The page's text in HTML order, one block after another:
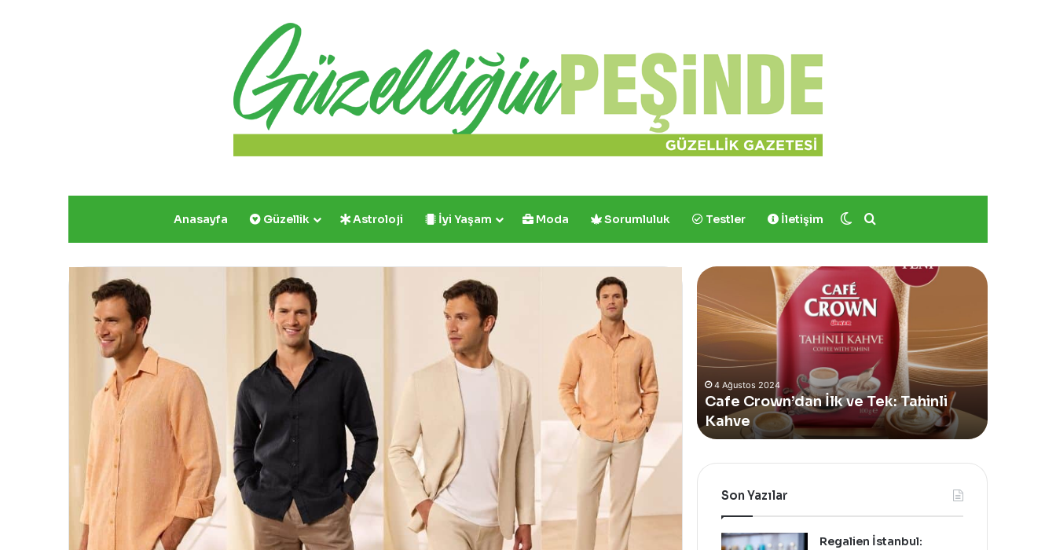
Anasayfa Güzellik Astroloji İyi Yaşam Moda Sorumluluk Testler İletişim Dış görünümü değiştir
Arama yap ...
Parıldayan
Üçlüsü
Golden
Rose’da!
4 Ağustos 2024
Yazın Parıldayan Üçlüsü Golden
Rose’da!
Crown’dan
Tahinli
Kahve
4 Ağustos 2024
Cafe Crown’dan İlk ve Tek: Tahinli
Kahve
Yves
Momo
Bodrum’da
Yer
Alan
Yeni
Summer
Pop-
Up
Mağazasını
Davet
Kutladı!
4 Ağustos 2024
Yves Rocher, Momo Bodrum’da Yer
Alan Yeni Summer Pop-Up Mağazasını
Özel Bir Davet İle Kutladı!
Son Yazılar
Regalien İstanbul: